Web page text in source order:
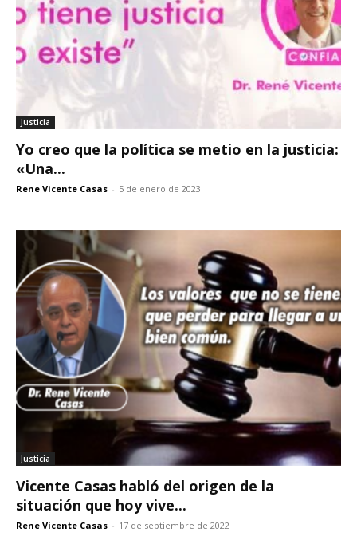
Justicia
Yo creo que la política se metio en la justicia:
«Una...
Rene Vicente Casas - 5 de enero de 2023
Justicia
Vicente Casas habló del origen de la
situación que hoy vive...
Rene Vicente Casas - 17 de septiembre de 2022